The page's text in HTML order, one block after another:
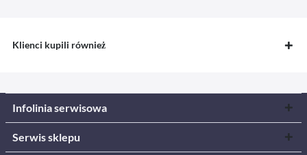
Klienci kupili również
Infolinia serwisowa
Serwis sklepu